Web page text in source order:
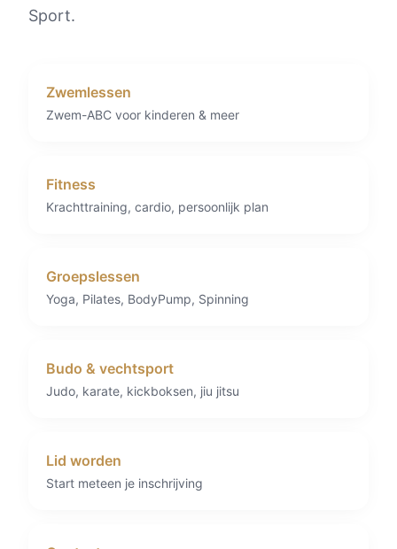
Sport.
Zwemlessen
Zwem-ABC voor kinderen & meer
Fitness
Krachttraining, cardio, persoonlijk plan
Groepslessen
Yoga, Pilates, BodyPump, Spinning
Budo & vechtsport
Judo, karate, kickboksen, jiu jitsu
Lid worden
Start meteen je inschrijving